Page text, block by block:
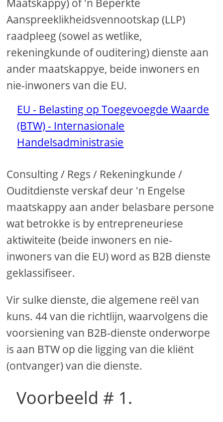
Maatskappy) of 'n Beperkte
Aanspreeklikheidsvennootskap (LLP)
raadpleeg (sowel as wetlike,
rekeningkunde of ouditering) dienste aan
ander maatskappye, beide inwoners en
nie-inwoners van die EU.
EU - Belasting op Toegevoegde Waarde
(BTW) - Internasionale
Handelsadministrasie
Consulting / Regs / Rekeningkunde /
Ouditdienste verskaf deur 'n Engelse
maatskappy aan ander belasbare persone
wat betrokke is by entrepreneuriese
aktiwiteite (beide inwoners en nie-
inwoners van die EU) word as B2B dienste
geklassifiseer.
Vir sulke dienste, die algemene reël van
kuns. 44 van die richtlijn, waarvolgens die
voorsiening van B2B-dienste onderworpe
is aan BTW op die ligging van die kliënt
(ontvanger) van die dienste.
Voorbeeld # 1.